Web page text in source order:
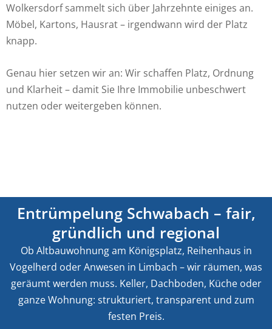
Wolkersdorf sammelt sich über Jahrzehnte einiges an.
Möbel, Kartons, Hausrat – irgendwann wird der Platz
knapp.
Genau hier setzen wir an: Wir schaffen Platz, Ordnung
und Klarheit – damit Sie Ihre Immobilie unbeschwert
nutzen oder weitergeben können.
Entrümpelung Schwabach – fair,
gründlich und regional
Ob Altbauwohnung am Königsplatz, Reihenhaus in
Vogelherd oder Anwesen in Limbach – wir räumen, was
geräumt werden muss. Keller, Dachboden, Küche oder
ganze Wohnung: strukturiert, transparent und zum
festen Preis.